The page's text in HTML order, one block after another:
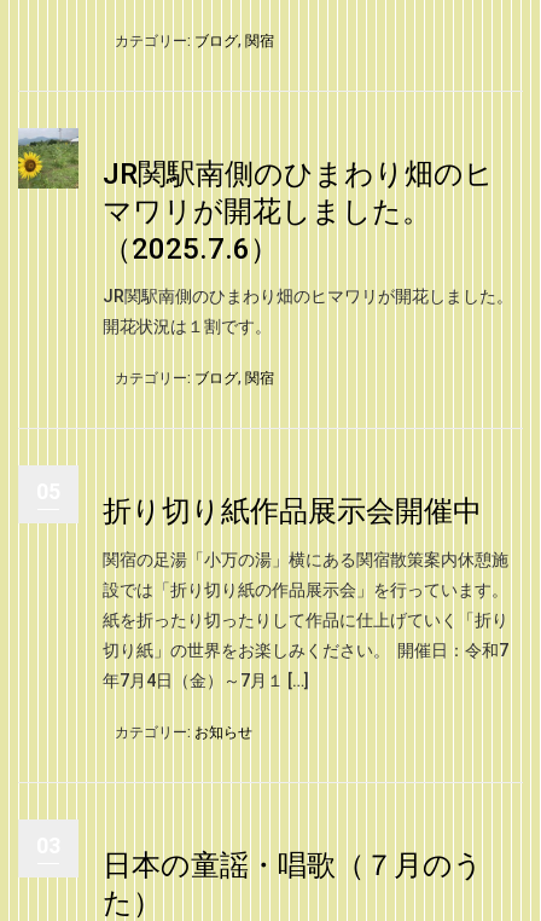
カテゴリー: ブログ, 関宿
JR関駅南側のひまわり畑のヒ
マワリが開花しました。
（2025.7.6）
JR関駅南側のひまわり畑のヒマワリが開花しました。
開花状況は１割です。
カテゴリー: ブログ, 関宿
折り切り紙作品展示会開催中
関宿の足湯「小万の湯」横にある関宿散策案内休憩施
設では「折り切り紙の作品展示会」を行っています。
紙を折ったり切ったりして作品に仕上げていく「折り
切り紙」の世界をお楽しみください。 開催日：令和7
年7月4日（金）～7月１ […]
カテゴリー: お知らせ
日本の童謡・唱歌（７月のう
た）